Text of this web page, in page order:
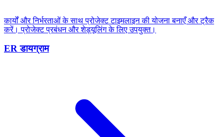
कार्यों और निर्भरताओं के साथ प्रोजेक्ट टाइमलाइन की योजना बनाएँ और ट्रैक
करें। प्रोजेक्ट प्रबंधन और शेड्यूलिंग के लिए उपयुक्त।
ER डायग्राम